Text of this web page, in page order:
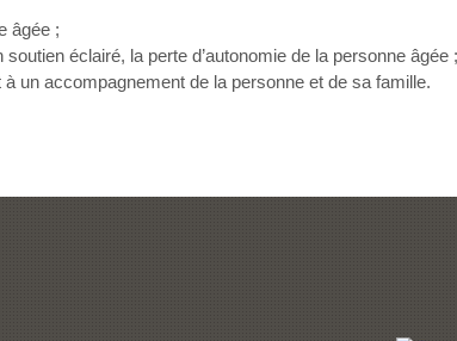
âgée ;
éclairé, la perte d’autonomie de la personne âgée ;
un accompagnement de la personne et de sa famille.